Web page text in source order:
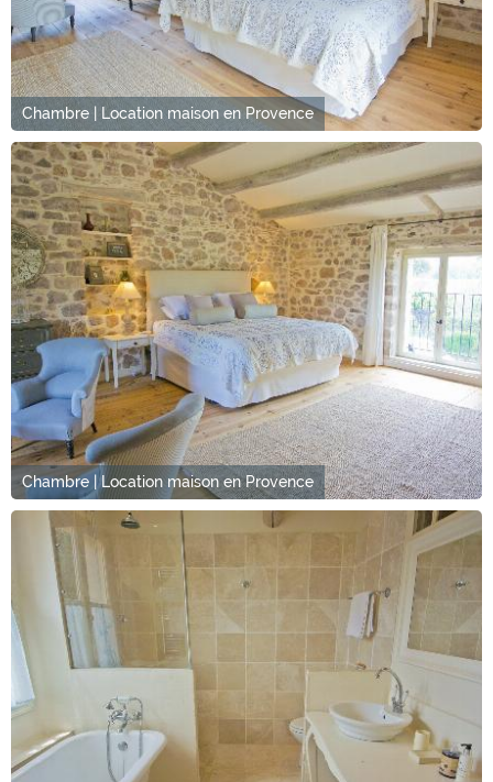
Chambre | Location maison en Provence
Chambre | Location maison en Provence